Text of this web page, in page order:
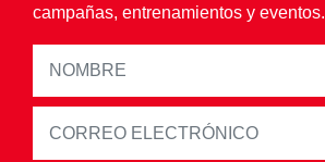
campañas, entrenamientos y eventos.